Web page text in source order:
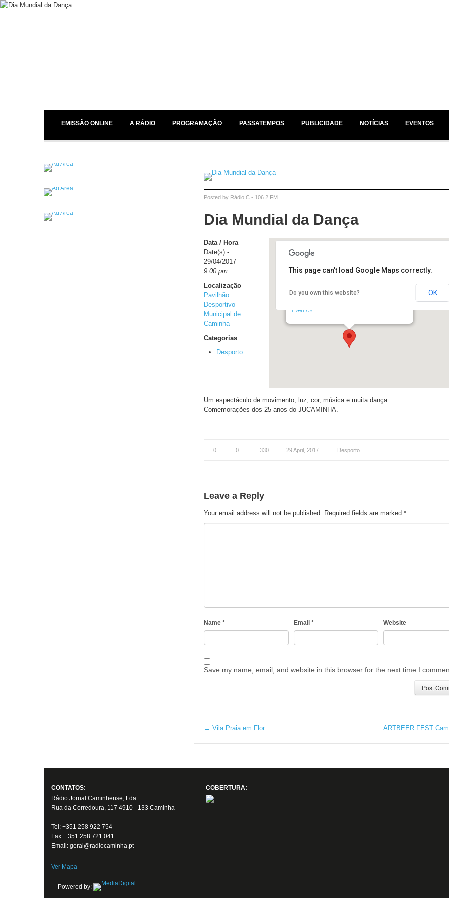
EMISSÃO ONLINE A RÁDIO PROGRAMAÇÃO PASSATEMPOS PUBLICIDADE NOTÍCIAS EVENTOS
Posted by Rádio C - 106.2 FM
Dia Mundial da Dança
Pavilhão Desportivo Municipal de Caminha
Eventos
This page can't load Google Maps correctly.
Do you own this website? OK
Data / Hora
Date(s) -
29/04/2017
9:00 pm
Localização
Pavilhão
Desportivo
Municipal de
Caminha
Categorias
Desporto
Um espectáculo de movimento, luz, cor, música e muita dança.
Comemorações dos 25 anos do JUCAMINHA.
0 0 330 29 April, 2017 Desporto
Leave a Reply
Your email address will not be published. Required fields are marked *
Name * Email * Website
Save my name, email, and website in this browser for the next time I
← Vila Praia em Flor ARTBEER FEST
CONTATOS:
Rádio Jornal Caminhense, Lda.
Rua da Corredoura, 117 4910 - 133 Caminha
Tel: +351 258 922 754
Fax: +351 258 721 041
Email: geral@radiocaminha.pt
Ver Mapa
Powered by:
COBERTURA: